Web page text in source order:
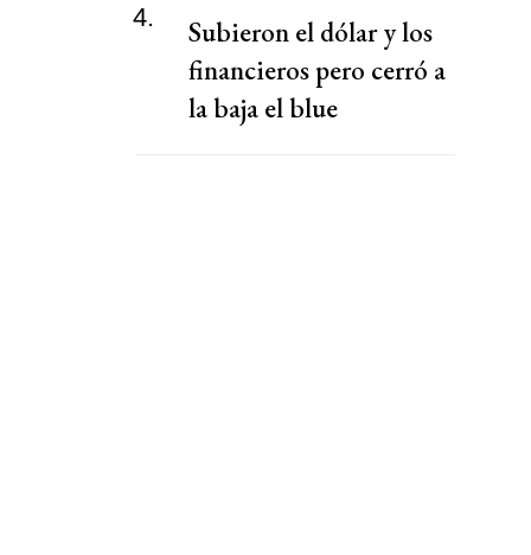
4.
Subieron el dólar y los
financieros pero cerró a
la baja el blue